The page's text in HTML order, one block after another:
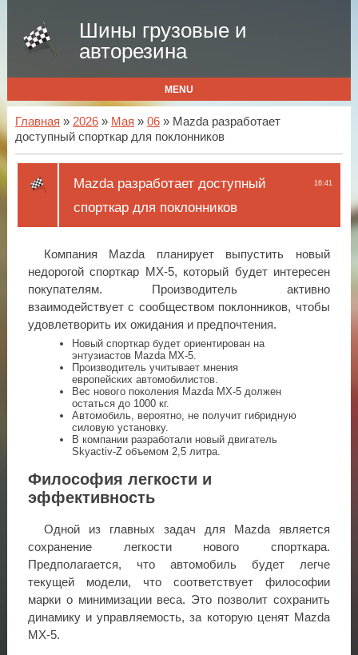
Шины грузовые и
авторезина
MENU
Главная » 2026 » Мая » 06» Mazda разработает
доступный спорткар для поклонников
16:41
Mazda разработает доступный
спорткар для поклонников
Компания Mazda планирует выпустить новый
недорогой спорткар MX-5, который будет интересен
покупателям. Производитель активно
взаимодействует с сообществом поклонников, чтобы
удовлетворить их ожидания и предпочтения.
Новый спорткар будет ориентирован на
энтузиастов Mazda MX-5.
Производитель учитывает мнения
европейских автомобилистов.
Вес нового поколения Mazda MX-5 должен
остаться до 1000 кг.
Автомобиль, вероятно, не получит гибридную
силовую установку.
В компании разработали новый двигатель
Skyactiv-Z объемом 2,5 литра.
Философия легкости и
эффективность
Одной из главных задач для Mazda является
сохранение легкости нового спорткара.
Предполагается, что автомобиль будет легче
текущей модели, что соответствует философии
марки о минимизации веса. Это позволит сохранить
динамику и управляемость, за которую ценят Mazda
MX-5.